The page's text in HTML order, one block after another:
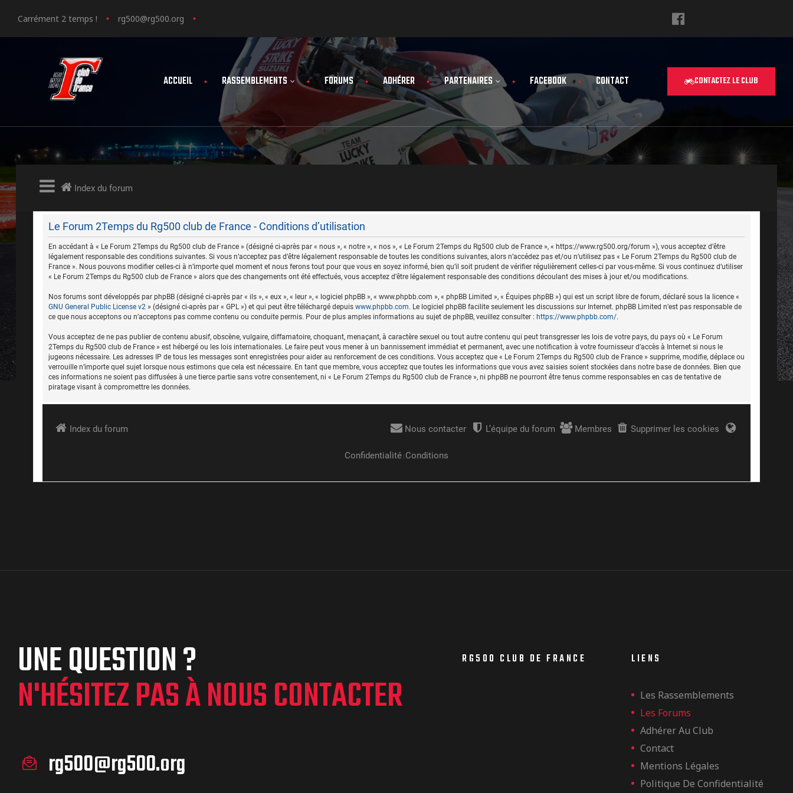
Carrément 2 temps ! rg500@rg500.org
ACCUEIL RASSEMBLEMENTS FORUMS ADHÉRER PARTENAIRES FACEBOOK CONTACT CONTACTEZ LE CLUB
UNE QUESTION ?
N'HÉSITEZ PAS À NOUS CONTACTER
rg500@rg500.org
RG500 CLUB DE FRANCE LIENS
Les Rassemblements
Les Forums
Adhérer Au Club
Contact
Mentions Légales
Politique De Confidentialité